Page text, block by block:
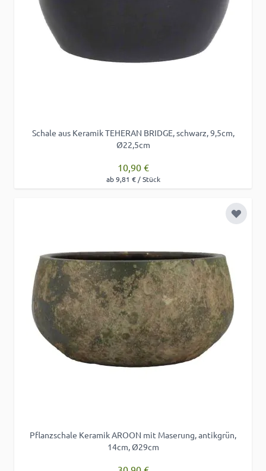
Schale aus Keramik TEHERAN BRIDGE, schwarz, 9,5cm,
Ø22,5cm
10,90 €
ab 9,81 € / Stück
Zur
Pflanzschale Keramik AROON mit Maserung, antikgrün,
14cm, Ø29cm